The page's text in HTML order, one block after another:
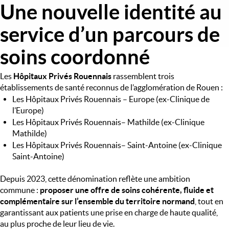
Image
Une nouvelle identité au
service d’un parcours de
soins coordonné
Les Hôpitaux Privés Rouennais rassemblent trois
établissements de santé reconnus de l’agglomération de Rouen :
Les Hôpitaux Privés Rouennais – Europe (ex-Clinique de
l’Europe)
Les Hôpitaux Privés Rouennais– Mathilde (ex-Clinique
Mathilde)
Les Hôpitaux Privés Rouennais– Saint-Antoine (ex-Clinique
Saint-Antoine)
Depuis 2023, cette dénomination reflète une ambition
commune : proposer une offre de soins cohérente, fluide et
complémentaire sur l’ensemble du territoire normand , tout en
garantissant aux patients une prise en charge de haute qualité,
au plus proche de leur lieu de vie.